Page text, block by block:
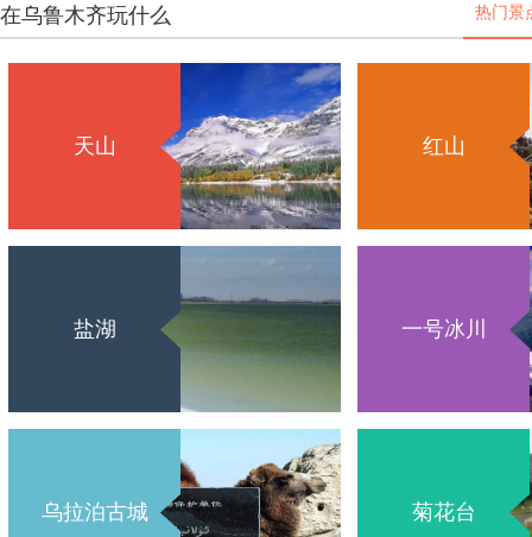
在乌鲁木齐玩什么 热门景
天山 红山
盐湖 一号冰川
乌拉泊古城 菊花台